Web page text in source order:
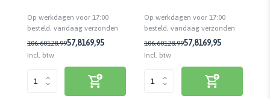
Op werkdagen voor 17:00
besteld, vandaag verzonden
106,60128,9957,8169,95
Incl. btw
Op werkdagen voor 17:00
besteld, vandaag verzonden
106,60128,9957,8169,95
Incl. btw